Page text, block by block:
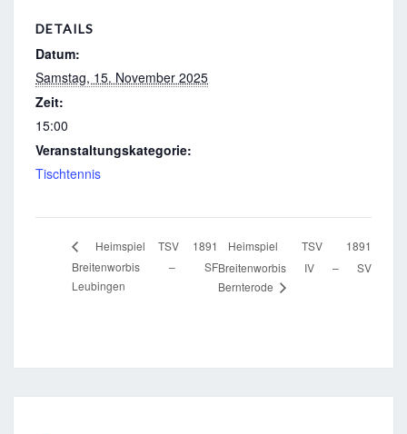
DETAILS
Datum:
Samstag, 15. November 2025
Zeit:
15:00
Veranstaltungskategorie:
Tischtennis
Heimspiel TSV 1891
Breitenworbis – SF
Leubingen
Heimspiel TSV 1891
Breitenworbis IV – SV
Bernterode